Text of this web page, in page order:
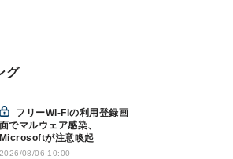
グ
面でマルウェア感染、
Microsoftが注意喚起
2026/08/06 10:00